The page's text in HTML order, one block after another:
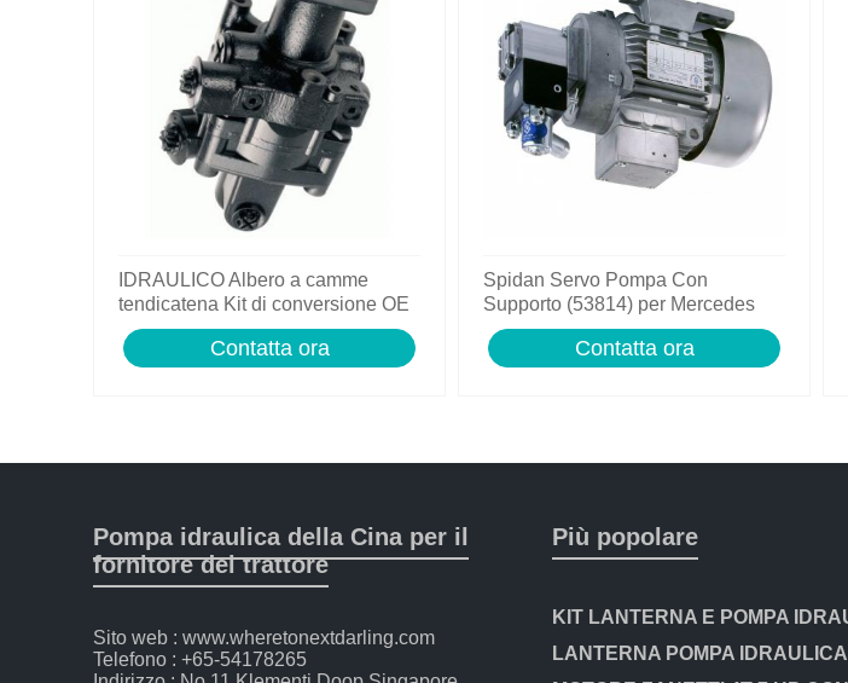
IDRAULICO Albero a camme
tendicatena Kit di conversione OE
feuling POMPA OLIO
Contatta ora
Spidan Servo Pompa Con
Supporto (53814) per Mercedes
Sprinter 2-t 3-t 4-t
Contatta ora
Pompa idraulica della Cina per il
fornitore del trattore
Sito web : www.wheretonextdarling.com
Telefono : +65-54178265
Più popolare